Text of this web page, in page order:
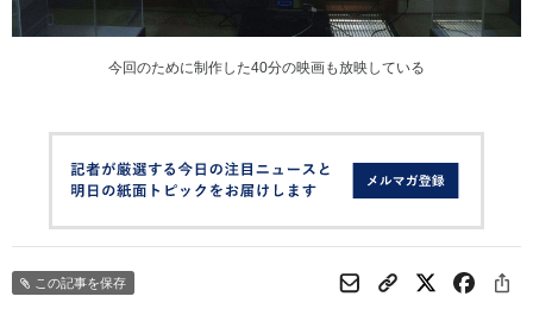
今回のために制作した40分の映画も放映している
この記事を保存